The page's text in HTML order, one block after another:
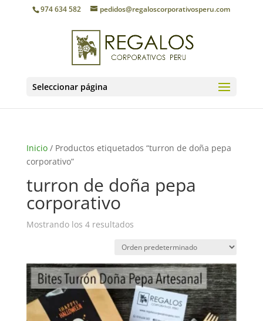
974 634 582 pedidos@regaloscorporativosperu.com
Seleccionar página
Inicio/ Productos etiquetados “turron de doña pepa
corporativo”
turron de doña pepa
corporativo
Mostrando los 4 resultados